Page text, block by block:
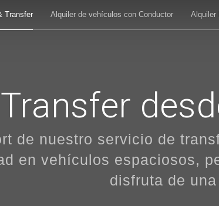
Transfer Alquiler de vehículos con Conductor Alquiler
Transfer
de nuestro servicio de
en vehículos espaciosos,
disfruta de